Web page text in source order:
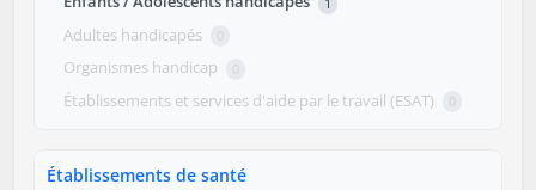
Adultes handicapés 0
Organismes handicap 0
Établissements et services d'aide par le travail (ESAT) 0
Établissements de santé